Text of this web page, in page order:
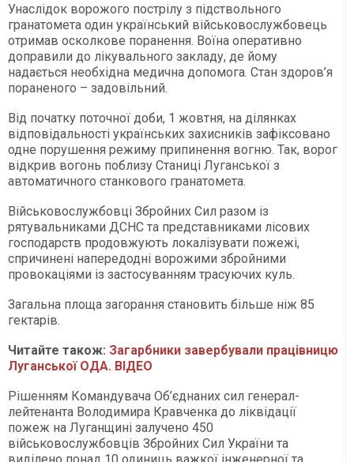
Унаслідок ворожого пострілу з підствольного
гранатомета один український військовослужбовець
отримав осколкове поранення. Воїна оперативно
доправили до лікувального закладу, де йому
надається необхідна медична допомога. Стан здоров’я
пораненого – задовільний.
Від початку поточної доби, 1 жовтня, на ділянках
відповідальності українських захисників зафіксовано
одне порушення режиму припинення вогню. Так, ворог
відкрив вогонь поблизу Станиці Луганської з
автоматичного станкового гранатомета.
Військовослужбовці Збройних Сил разом із
рятувальниками ДСНС та представниками лісових
господарств продовжують локалізувати пожежі,
спричинені напередодні ворожими збройними
провокаціями із застосуванням трасуючих куль.
Загальна площа загорання становить більше ніж 85
гектарів.
Читайте також: Загарбники завербували працівницю
Луганської ОДА. ВІДЕО
Рішенням Командувача Об’єднаних сил генерал-
лейтенанта Володимира Кравченка до ліквідації
пожеж на Луганщині залучено 450
військовослужбовців Збройних Сил України та